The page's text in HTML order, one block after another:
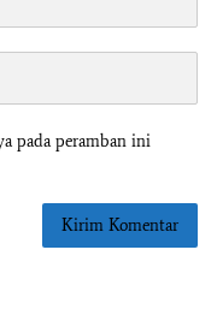
pada peramban ini